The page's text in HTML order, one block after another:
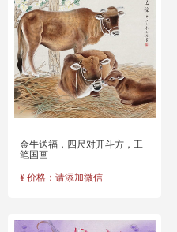
金牛送福，四尺对开斗方，工
笔国画
¥ 价格：请添加微信